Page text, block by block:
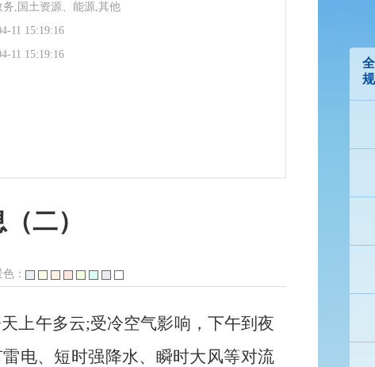
务,国土资源、能源,其他
11 15:19:16
11 15:19:16
二）
：
上午多云;受冷空气影响，下午到夜
电、短时强降水、瞬时大风等对流